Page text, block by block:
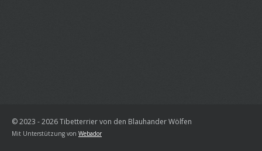
© 2023 - 2026 Tibetterrier von den Blauhander Wölfen
Mit Unterstützung von Webador